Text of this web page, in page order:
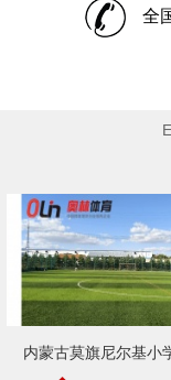
全
内蒙古莫旗尼尔基小